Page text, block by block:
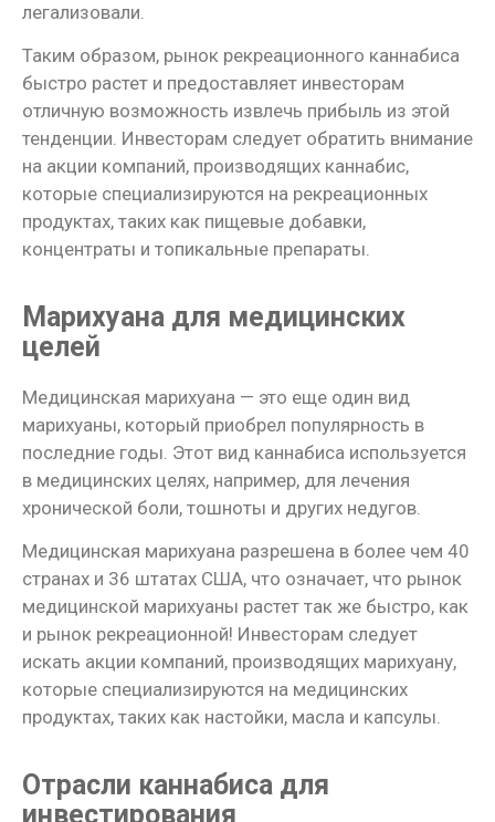
легализовали.
Таким образом, рынок рекреационного каннабиса
быстро растет и предоставляет инвесторам
отличную возможность извлечь прибыль из этой
тенденции. Инвесторам следует обратить внимание
на акции компаний, производящих каннабис,
которые специализируются на рекреационных
продуктах, таких как пищевые добавки,
концентраты и топикальные препараты.
Марихуана для медицинских
целей
Медицинская марихуана — это еще один вид
марихуаны, который приобрел популярность в
последние годы. Этот вид каннабиса используется
в медицинских целях, например, для лечения
хронической боли, тошноты и других недугов.
Медицинская марихуана разрешена в более чем 40
странах и 36 штатах США, что означает, что рынок
медицинской марихуаны растет так же быстро, как
и рынок рекреационной! Инвесторам следует
искать акции компаний, производящих марихуану,
которые специализируются на медицинских
продуктах, таких как настойки, масла и капсулы.
Отрасли каннабиса для
инвестирования